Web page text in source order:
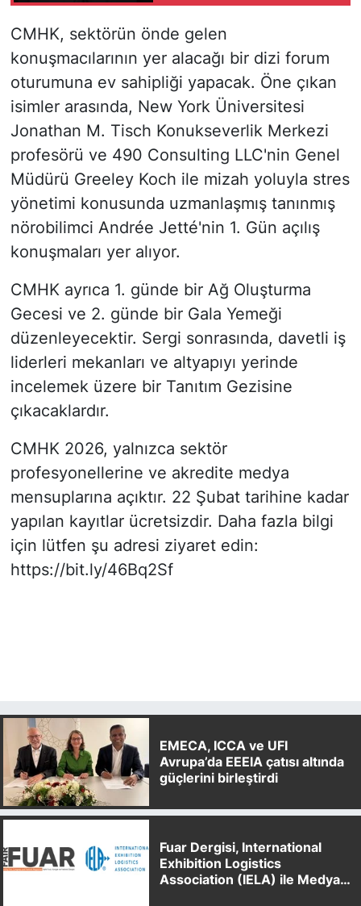
CMHK, sektörün önde gelen
konuşmacılarının yer alacağı bir dizi forum
oturumuna ev sahipliği yapacak. Öne çıkan
isimler arasında, New York Üniversitesi
Jonathan M. Tisch Konukseverlik Merkezi
profesörü ve 490 Consulting LLC'nin Genel
Müdürü Greeley Koch ile mizah yoluyla stres
yönetimi konusunda uzmanlaşmış tanınmış
nörobilimci Andrée Jetté'nin 1. Gün açılış
konuşmaları yer alıyor.
CMHK ayrıca 1. günde bir Ağ Oluşturma
Gecesi ve 2. günde bir Gala Yemeği
düzenleyecektir. Sergi sonrasında, davetli iş
liderleri mekanları ve altyapıyı yerinde
incelemek üzere bir Tanıtım Gezisine
çıkacaklardır.
CMHK 2026, yalnızca sektör
profesyonellerine ve akredite medya
mensuplarına açıktır. 22 Şubat tarihine kadar
yapılan kayıtlar ücretsizdir. Daha fazla bilgi
için lütfen şu adresi ziyaret edin:
https://bit.ly/46Bq2Sf
EMECA, ICCA ve UFI
Avrupa’da EEEIA çatısı altında
güçlerini birleştirdi
Fuar Dergisi, International
Exhibition Logistics
Association (IELA) ile Medya